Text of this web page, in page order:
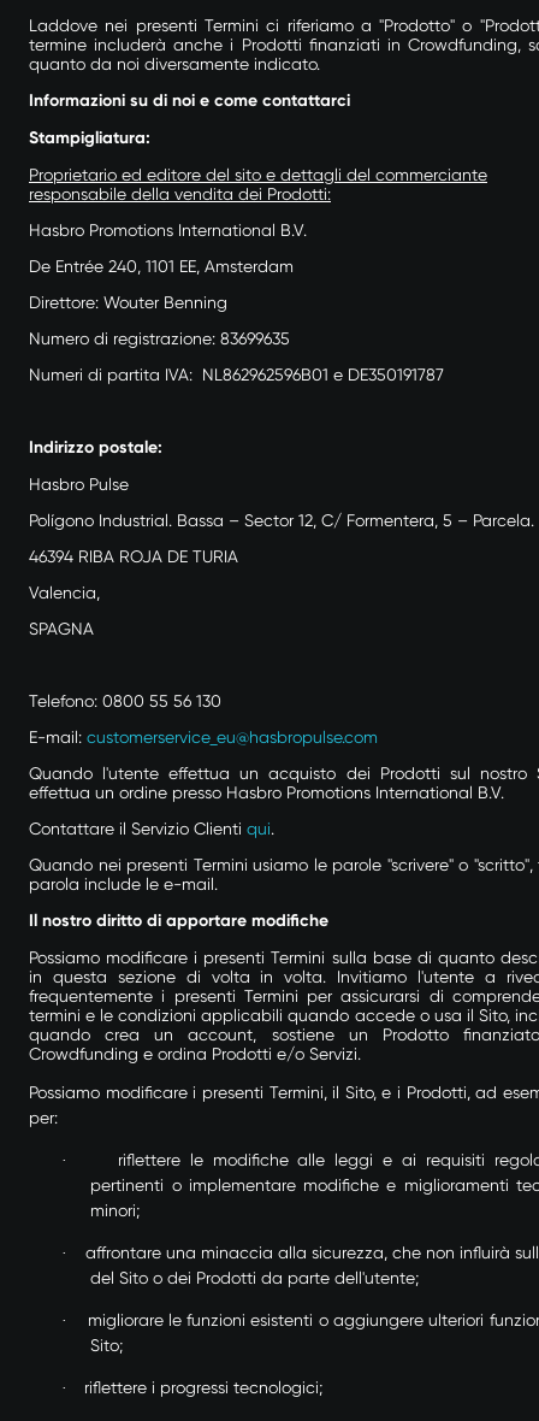
Laddove nei presenti Termini ci riferiamo a "Prodotto" o
termine includerà anche i Prodotti finanziati in Crowdfunding,
quanto da noi diversamente indicato.
Informazioni su di noi e come contattarci
Stampigliatura:
Proprietario ed editore del sito e dettagli del commerciante
responsabile della vendita dei Prodotti:
Hasbro Promotions International B.V.
De Entrée 240, 1101 EE, Amsterdam
Direttore: Wouter Benning
Numero di registrazione: 83699635
Numeri di partita IVA: NL862962596B01 e DE350191787
Indirizzo postale:
Hasbro Pulse
Polígono Industrial. Bassa – Sector 12, C/ Formentera, 5 – Parcela.
46394 RIBA ROJA DE TURIA
Valencia,
SPAGNA
Telefono: 0800 55 56 130
E-mail: customerservice_eu@hasbropulse.com
Quando l'utente effettua un acquisto dei Prodotti sul nostro
effettua un ordine presso Hasbro Promotions International B.V.
Contattare il Servizio Clienti qui.
Quando nei presenti Termini usiamo le parole "scrivere" o "scritto",
parola include le e-mail.
Il nostro diritto di apportare modifiche
Possiamo modificare i presenti Termini sulla base di quanto
in questa sezione di volta in volta. Invitiamo l'utente a
frequentemente i presenti Termini per assicurarsi di
termini e le condizioni applicabili quando accede o usa il Sito,
quando crea un account, sostiene un Prodotto
Crowdfunding e ordina Prodotti e/o Servizi.
Possiamo modificare i presenti Termini, il Sito, e i Prodotti, ad
per:
·
riflettere le modifiche alle leggi e ai requisiti
pertinenti o implementare modifiche e miglioramenti
minori;
·
affrontare una minaccia alla sicurezza, che non influirà
del Sito o dei Prodotti da parte dell'utente;
·
migliorare le funzioni esistenti o aggiungere ulteriori
Sito;
· riflettere i progressi tecnologici;